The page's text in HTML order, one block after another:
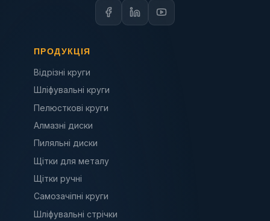
ПРОДУКЦІЯ
Відрізні круги
Шліфувальні круги
Пелюсткові круги
Алмазні диски
Пиляльні диски
Щітки для металу
Щітки ручні
Самозачіпні круги
Шліфувальні стрічки